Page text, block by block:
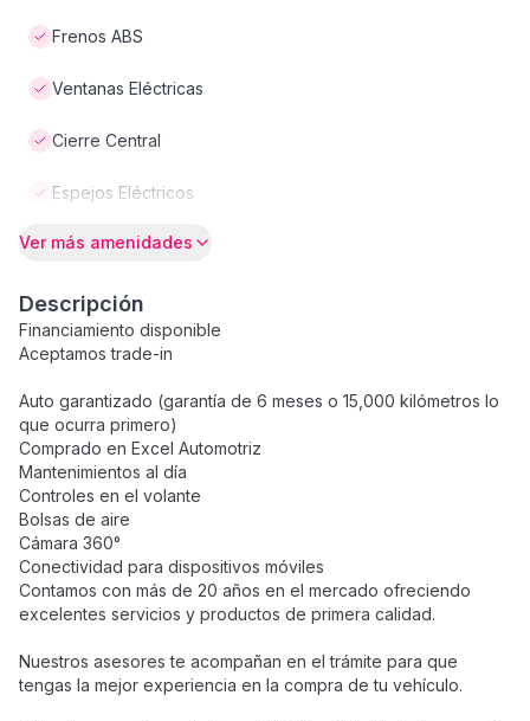
Frenos ABS
Ventanas Eléctricas
Cierre Central
Espejos Eléctricos
Ver más amenidades
Descripción
Financiamiento disponible
Aceptamos trade-in
Auto garantizado (garantía de 6 meses o 15,000 kilómetros lo
que ocurra primero)
Comprado en Excel Automotriz
Mantenimientos al día
Controles en el volante
Bolsas de aire
Cámara 360°
Conectividad para dispositivos móviles
Contamos con más de 20 años en el mercado ofreciendo
excelentes servicios y productos de primera calidad.
Nuestros asesores te acompañan en el trámite para que
tengas la mejor experiencia en la compra de tu vehículo.